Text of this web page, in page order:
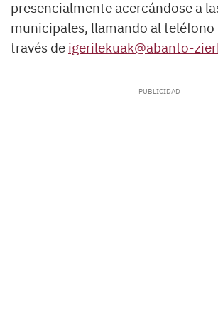
presencialmente acercándose a
municipales, llamando al
través de igerilekuak@abanto-